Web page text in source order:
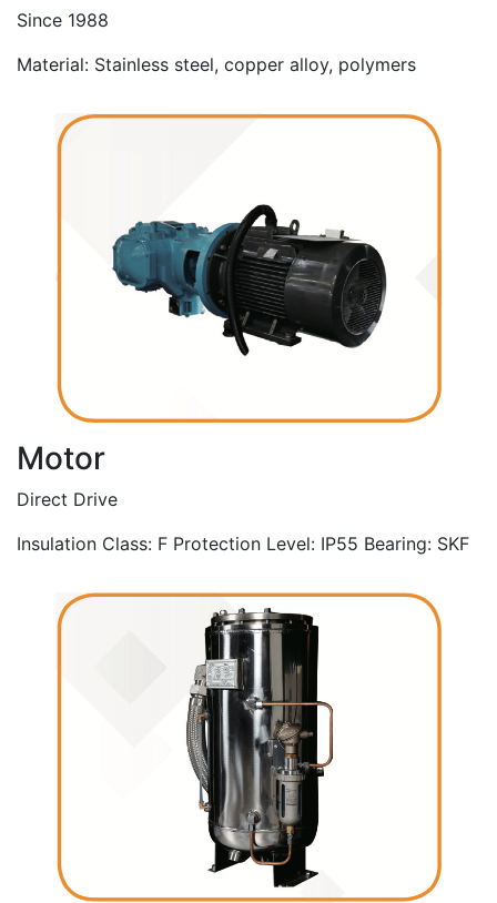
Since 1988
Material: Stainless steel, copper alloy, polymers
Motor
Direct Drive
Insulation Class: F Protection Level: IP55 Bearing: SKF